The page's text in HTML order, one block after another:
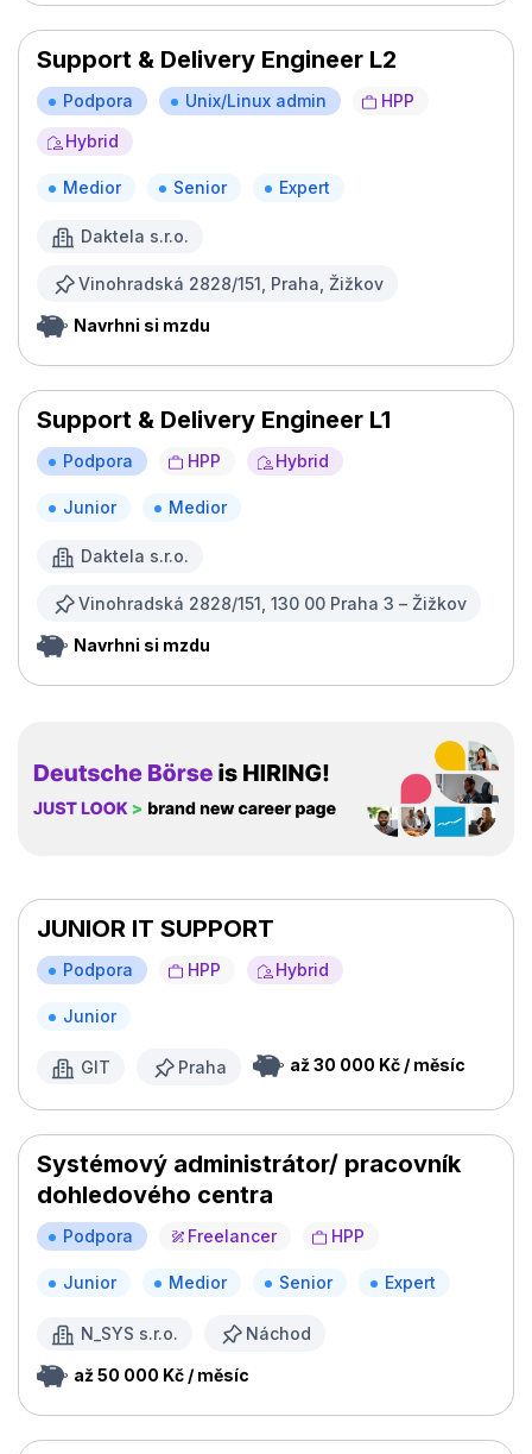
Support & Delivery Engineer L2
Podpora Unix/Linux admin
HPP
Hybrid
Medior Senior Expert
Daktela s.r.o.
Vinohradská 2828/151, Praha, Žižkov
Navrhni si mzdu
Support & Delivery Engineer L1
Podpora HPP Hybrid
Junior Medior
Daktela s.r.o.
Vinohradská 2828/151, 130 00 Praha 3 – Žižkov
Navrhni si mzdu
JUNIOR IT SUPPORT
Podpora HPP Hybrid
Junior
GIT Praha až 30 000 Kč / měsíc
Systémový administrátor/ pracovník
dohledového centra
Podpora Freelancer HPP
Junior Medior Senior Expert
N_SYS s.r.o. Náchod
až 50 000 Kč / měsíc